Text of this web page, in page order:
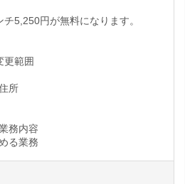
5,250円が無料になります。
更範囲
所
務内容
る業務